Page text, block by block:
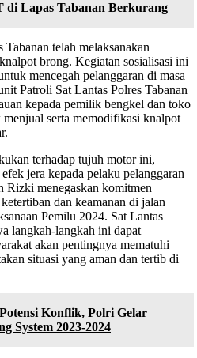
di Lapas Tabanan Berkurang
Tabanan telah melaksanakan
brong. Kegiatan sosialisasi ini
mencegah pelanggaran di masa
Patroli Sat Lantas Polres Tabanan
kepada pemilik bengkel dan toko
menjual serta memodifikasi knalpot
terhadap tujuh motor ini,
jera kepada pelaku pelanggaran
menegaskan komitmen
dan keamanan di jalan
Pemilu 2024. Sat Lantas
langkah-langkah ini dapat
akan pentingnya mematuhi
situasi yang aman dan tertib di
Konflik, Polri Gelar
System 2023-2024